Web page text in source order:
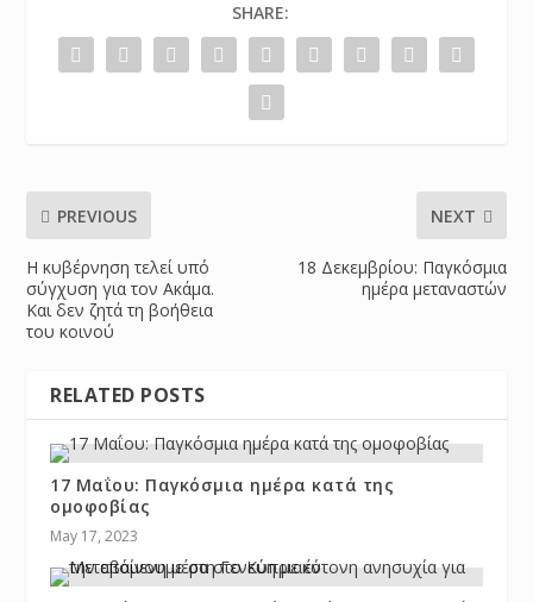
SHARE:
PREVIOUS
Η κυβέρνηση τελεί υπό
σύγχυση για τον Ακάμα.
Και δεν ζητά τη βοήθεια
του κοινού
NEXT
18 Δεκεμβρίου: Παγκόσμια
ημέρα μεταναστών
RELATED POSTS
17 Μαΐου: Παγκόσμια ημέρα κατά της
ομοφοβίας
May 17, 2023